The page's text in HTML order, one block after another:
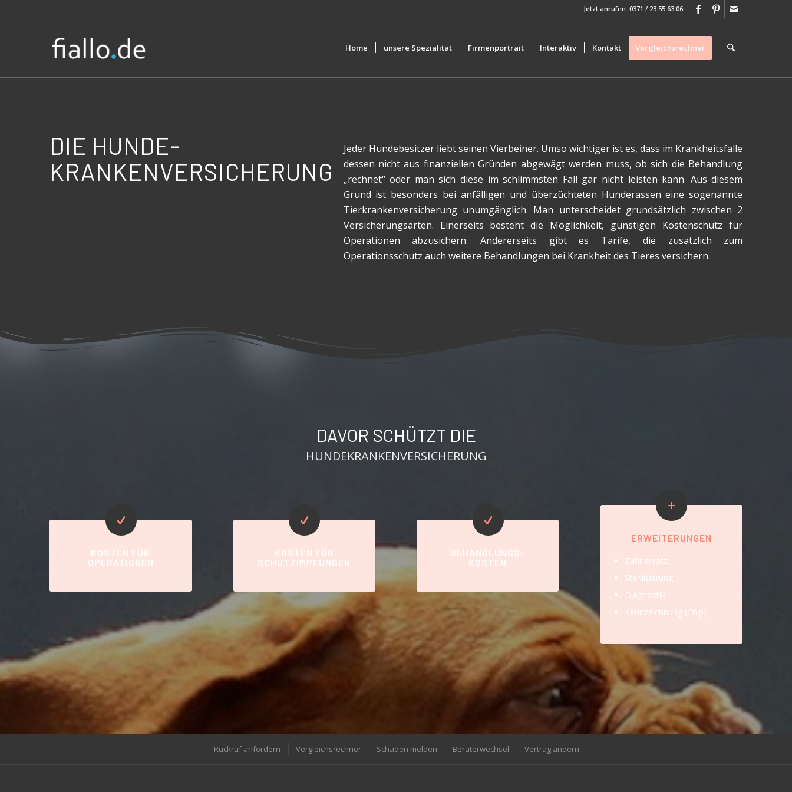
Jetzt anrufen: 0371 / 23 55 63 06
Home unsere Spezialität Firmenportrait Interaktiv Kontakt Vergleichsrechner
DIE HUNDE-
KRANKENVERSICHERUNG
Jeder Hundebesitzer liebt seinen Vierbeiner. Umso wichtiger ist es, dass im Krankheitsfalle
dessen nicht aus finanziellen Gründen abgewägt werden muss, ob sich die Behandlung
„rechnet“ oder man sich diese im schlimmsten Fall gar nicht leisten kann. Aus diesem
Grund ist besonders bei anfälligen und überzüchteten Hunderassen eine sogenannte
Tierkrankenversicherung unumgänglich. Man unterscheidet grundsätzlich zwischen 2
Versicherungsarten. Einerseits besteht die Möglichkeit, günstigen Kostenschutz für
Operationen abzusichern. Andererseits gibt es Tarife, die zusätzlich zum
Operationsschutz auch weitere Behandlungen bei Krankheit des Tieres versichern.
DAVOR SCHÜTZT DIE
HUNDEKRANKENVERSICHERUNG
KOSTEN FÜR
OPERATIONEN
KOSTEN FÜR
SCHUTZIMPFUNGEN
BEHANDLUNGS-
KOSTEN
ERWEITERUNGEN
Zahnersatz
Sterilisierung
Diagnostik
Kennzeichnung (Chip)
Rückruf anfordern Vergleichsrechner Schaden melden Beraterwechsel Vertrag ändern